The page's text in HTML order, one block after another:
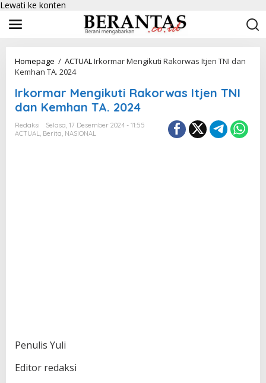
Lewati ke konten
Homepage / ACTUALIrkormar Mengikuti Rakorwas Itjen TNI dan
Kemhan TA. 2024
Irkormar Mengikuti Rakorwas Itjen TNI
dan Kemhan TA. 2024
Redaksi
Selasa, 17 Desember 2024 - 11:55
ACTUAL, Berita, NASIONAL
Penulis Yuli
Editor redaksi